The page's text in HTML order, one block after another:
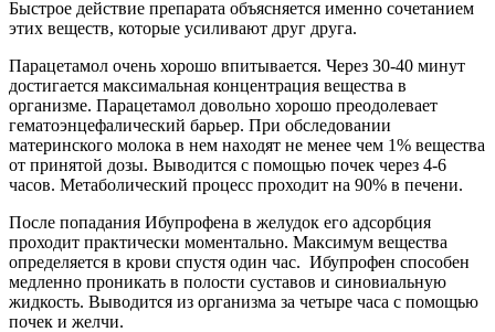
Быстрое действие препарата объясняется именно сочетанием
этих веществ, которые усиливают друг друга.
Парацетамол очень хорошо впитывается. Через 30-40 минут
достигается максимальная концентрация вещества в
организме. Парацетамол довольно хорошо преодолевает
гематоэнцефалический барьер. При обследовании
материнского молока в нем находят не менее чем 1% вещества
от принятой дозы. Выводится с помощью почек через 4-6
часов. Метаболический процесс проходит на 90% в печени.
После попадания Ибупрофена в желудок его адсорбция
проходит практически моментально. Максимум вещества
определяется в крови спустя один час. Ибупрофен способен
медленно проникать в полости суставов и синовиальную
жидкость. Выводится из организма за четыре часа с помощью
почек и желчи.